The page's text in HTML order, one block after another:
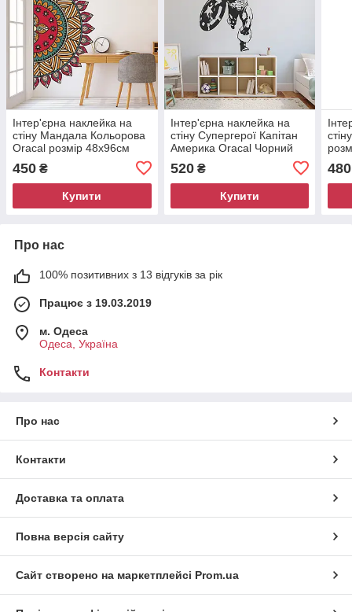
Інтер'єрна наклейка на
стіну Мандала Кольорова
Oracal розмір 48х96см
450 ₴
Купити
Інтер'єрна наклейка на
стіну Супергерої Капітан
Америка Oracal Чорний
520₴
Купити
480
Про нас
100% позитивних з 13 відгуків за рік
Працює з 19.03.2019
м. Одеса
Одеса, Україна
Контакти
Про нас
Контакти
Доставка та оплата
Повна версія сайту
Сайт створено на маркетплейсі Prom.ua